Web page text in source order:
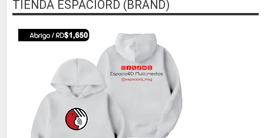
TIENDA ESPACIORD (BRAND)